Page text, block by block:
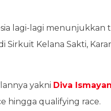
lagi-lagi menunjukkan
Sirkuit Kelana Sakti,
yakni Diva
hingga qualifying race.